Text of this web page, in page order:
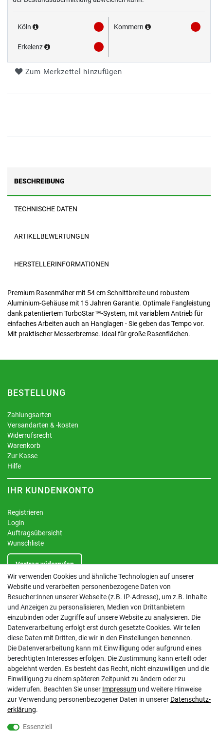
Köln Kommern
Erkelenz
Zum Merkzettel hinzufügen
BESCHREIBUNG
TECHNISCHE DATEN
ARTIKELBEWERTUNGEN
HERSTELLERINFORMATIONEN
Premium Rasenmäher mit 54 cm Schnittbreite und robustem
Aluminium-Gehäuse mit 15 Jahren Garantie. Optimale Fangleistung
dank patentiertem TurboStar™-System, mit variablem Antrieb für
einfaches Arbeiten auch an Hanglagen - Sie geben das Tempo vor.
Mit praktischer Messerbremse. Ideal für große Rasenflächen.
BESTELLUNG
Zahlungsarten
Versandarten & -kosten
Widerrufsrecht
Warenkorb
Zur Kasse
Hilfe
IHR KUNDENKONTO
Registrieren
Login
Auftragsübersicht
Wunschliste
Vertrag widerrufen
INFORMATIONEN
Kontakt
Datenschutzerklärung
AGB
Impressum
Barrierefreiheitserklärung
Altbatterie-Ensorgung
Wir verwenden Cookies und ähnliche Technologien auf unserer
Website und verarbeiten personenbezogene Daten von
Besucher:innen unserer Webseite (z.B. IP-Adresse), um z.B. Inhalte
und Anzeigen zu personalisieren, Medien von Drittanbietern
einzubinden oder Zugriffe auf unsere Website zu analysieren. Die
Datenverarbeitung erfolgt erst durch gesetzte Cookies. Wir teilen
diese Daten mit Dritten, die wir in den Einstellungen benennen.
Die Datenverarbeitung kann mit Einwilligung oder aufgrund eines
berechtigten Interesses erfolgen. Die Zustimmung kann erteilt oder
abgelehnt werden. Es besteht das Recht, nicht einzuwilligen und die
Einwilligung zu einem späteren Zeitpunkt zu ändern oder zu
widerrufen. Beachten Sie unser Impressum und weitere Hinweise
zur Verwendung personenbezogener Daten in unserer Daten­schutz­
erklärung.
Essenziell